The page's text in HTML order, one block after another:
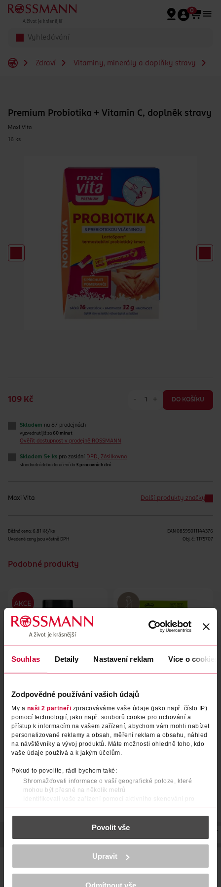
Souhlas Detaily Nastavení reklam Více o cookies
Zodpovědné používání vašich údajů
My a naši 2 partneři zpracováváme vaše údaje (jako např. číslo IP)
pomocí technologií, jako např. souborů cookie pro uchování a
přístup k informacím na vašem zařízení, abychom vám mohli nabízet
personalizované reklamy a obsah, měření reklam a obsahu, náhled
na návštěvníky a vývoj produktů. Máte možnosti ohledně toho, kdo
vaše údaje používá a k jakým účelům.
Pokud to povolíte, rádi bychom také:
Shromažďovali informace o vaší geografické poloze, které
mohou být přesné na několik metrů
Identifikovali vaše zařízení pomocí aktivního skenování pro
konkrétní charakteristiky (otisk prstu)
Zjistěte více o tom, jak zpracováváme vaše osobní údaje, a nastavte
části s podrobnostmi . Svůj souhlas můžete kdykoliv
K provozu stránek, personalizaci obsahu a reklam, funkcí sociálních
médií, analýze návštěvnosti, které mohou nést osobní údaje.
Více najdete vprohlášení o ochraně osobních údajů.
Povolit vše
Upravit
Odmítnout vše
Přeskočit na hlavmní obsah
0
Zdraví Vitaminy, minerály a doplňky stravy
Premium Probiotika + Vitamin C, doplněk stravy
Maxi Vita
16 ks
109 Kč - + DO KOŠÍKU
Skladem na 87 prodejnách
vyzvednutí již za 60 minut
Ověřit dostupnost v prodejně ROSSMANN
Skladem 5+ ks pro zaslání DPD, Zásilkovna
standardní doba doručení do 3 pracovních dní
Maxi Vita Další produkty značky
Běžná cena: 6.81 Kč/ks
Uvedené ceny jsou včetně DPH
EAN 08595011144376
Obj. č.: 1175707
Podobné produkty
Ashwagandha, doplněk stravy
Maxi Vita 60 ks
249 Kč
199 Kč
Obj. č.: 1508208
Probiotika Forte, doplněk
stravy
Vitar 30 ks
129 Kč
LactoSpore® termostabilní probiotický kmen. Střevní
mikroflóra (tzv. mikrobiom) je přirozenou součástí trávicího
traktu. Je tvořen miliardami bakterií, které mají příznivý vliv
na lidský organizmus. Harmonie střevní mikroflóry může být